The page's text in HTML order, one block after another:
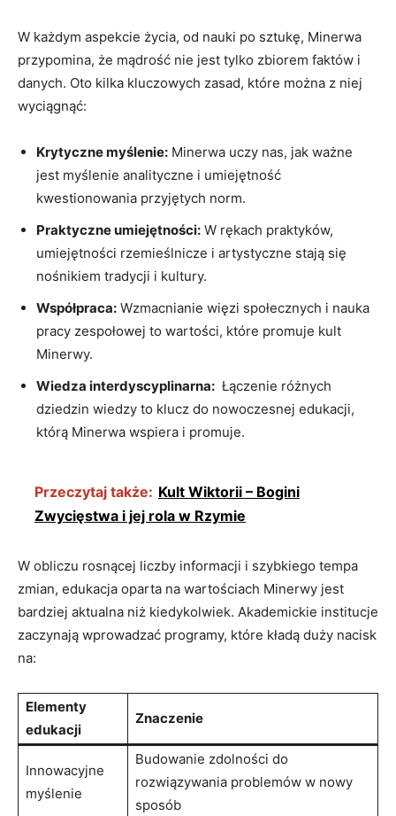
W każdym aspekcie życia, od⁣ nauki po sztukę, Minerwa
przypomina, ‌że mądrość nie jest tylko zbiorem faktów i
danych. Oto kilka kluczowych zasad,‌ które można z ​niej
wyciągnąć:
Krytyczne myślenie: Minerwa uczy nas, jak ważne
‌jest myślenie analityczne⁣ i umiejętność
kwestionowania przyjętych norm.
Praktyczne umiejętności: W rękach praktyków,​
umiejętności ⁢rzemieślnicze i artystyczne stają się ​
nośnikiem tradycji i ⁣kultury.
Współpraca: Wzmacnianie więzi społecznych i nauka
pracy zespołowej to wartości, które‌ promuje kult
Minerwy.
Wiedza ‌interdyscyplinarna: ⁤ Łączenie różnych
⁢dziedzin wiedzy to klucz do nowoczesnej edukacji,
którą Minerwa wspiera i promuje.
Przeczytaj także: Kult Wiktorii – Bogini
Zwycięstwa i jej rola w Rzymie
W obliczu rosnącej liczby informacji i szybkiego tempa
zmian, edukacja oparta na wartościach Minerwy jest
bardziej aktualna​ niż kiedykolwiek. Akademickie institucje
zaczynają wprowadzać programy, które⁤ kładą ‍duży nacisk
na:
Elementy
edukacji
Znaczenie
Innowacyjne
myślenie
Budowanie zdolności do
rozwiązywania problemów w nowy
sposób